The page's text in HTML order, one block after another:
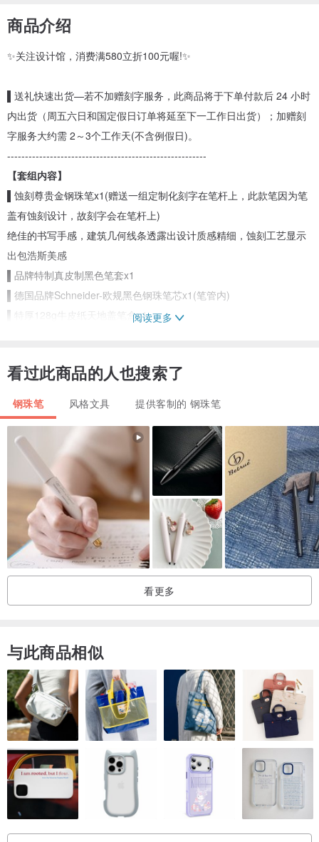
商品介绍
✨关注设计馆，消费满580立折100元喔!✨
▌送礼快速出货—若不加赠刻字服务，此商品将于下单付款后 24 小时
内出货（周五六日和国定假日订单将延至下一工作日出货）；加赠刻
字服务大约需 2～3个工作天(不含例假日)。
--------------------------------------------------------
【套组内容】
▌蚀刻尊贵金钢珠笔x1(赠送一组定制化刻字在笔杆上，此款笔因为笔
盖有蚀刻设计，故刻字会在笔杆上)
绝佳的书写手感，建筑几何线条透露出设计质感精细，蚀刻工艺显示
出包浩斯美感
▌品牌特制真皮制黑色笔套x1
▌德国品牌Schneider-欧规黑色钢珠笔芯x1(笔管内)
▌特厚128g牛皮纸天地盖笔盒x1
台湾设计，台湾制造
人量身打造的钢笔，精算后的尺寸营造出绝佳的书写手感，几何线条
透露出现代建筑的设计理念，每一处小细节都透露出真实中的不平
凡。
设计师本身很爱写字，一般国外钢笔都太重直径太大不好握，长期书
写下来容易疲累，我们在设计笔时特别希望提供给使用者书写的舒适
度，于是反复修改，在重量上斤斤计较，调整平衡和重量，就是想带
给您最舒适的手感。
手工制造，精雕细琢
我们的钢笔皆为台湾多年经验老师傅手工喷漆、抛磨、组装。
师傅组装时会反复调校并将防气套调整到适当位置，以确保笔盖密闭
送礼交给我们，我们为您提供以下服务:
▌1.定制化刻字:
刻字流程:
定制化刻字服务:
阅读更多
看过此商品的人也搜索了
钢珠笔 风格文具 提供客制的 钢珠笔
看更多
与此商品相似